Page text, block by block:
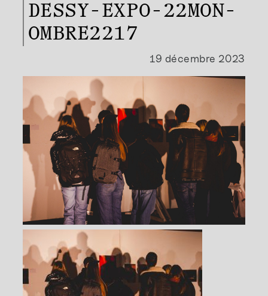
DESSY-EXPO-22MON-
OMBRE2217
19 décembre 2023